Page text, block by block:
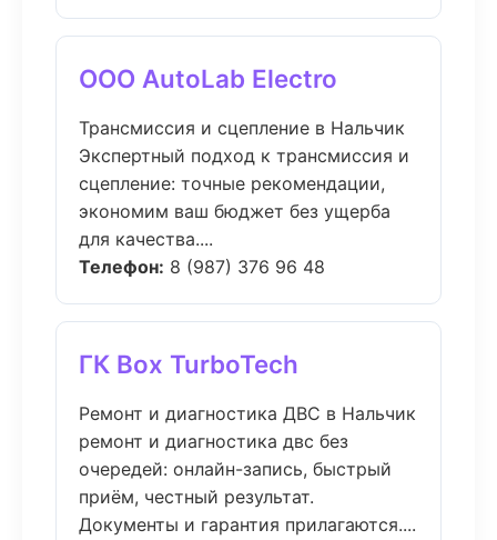
ООО AutoLab Electro
Трансмиссия и сцепление в Нальчик
Экспертный подход к трансмиссия и
сцепление: точные рекомендации,
экономим ваш бюджет без ущерба
для качества....
Телефон: 8 (987) 376 96 48
ГК Box TurboTech
Ремонт и диагностика ДВС в Нальчик
ремонт и диагностика двс без
очередей: онлайн-запись, быстрый
приём, честный результат.
Документы и гарантия прилагаются....